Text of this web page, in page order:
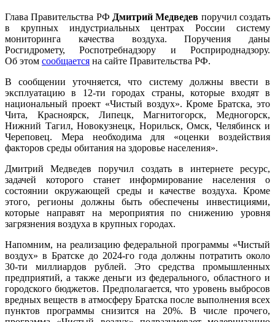
Глава Правительства РФ Дмитрий Медведев поручил создать
в крупных индустриальных центрах России систему
мониторинга качества воздуха. Поручения даны
Росгидромету, Роспотребнадзору и Росприроднадзору.
Об этом сообщается на сайте Правительства РФ.
В сообщении уточняется, что систему должны ввести в
эксплуатацию в 12-ти городах страны, которые входят в
национальный проект «Чистый воздух». Кроме Братска, это
Чита, Красноярск, Липецк, Магнитогорск, Медногорск,
Нижний Тагил, Новокузнецк, Норильск, Омск, Челябинск и
Череповец. Мера необходима для «оценки воздействия
факторов среды обитания на здоровье населения».
Дмитрий Медведев поручил создать в интернете ресурс,
задачей которого станет информирование населения о
состоянии окружающей среды и качестве воздуха. Кроме
этого, регионы должны быть обеспечены инвестициями,
которые направят на мероприятия по снижению уровня
загрязнения воздуха в крупных городах.
Напомним, на реализацию федеральной программы «Чистый
воздух» в Братске до 2024-го года должны потратить около
30-ти миллиардов рублей. Это средства промышленных
предприятий, а также деньги из федерального, областного и
городского бюджетов. Предполагается, что уровень выбросов
вредных веществ в атмосферу Братска после выполнения всех
пунктов программы снизится на 20%. В числе прочего,